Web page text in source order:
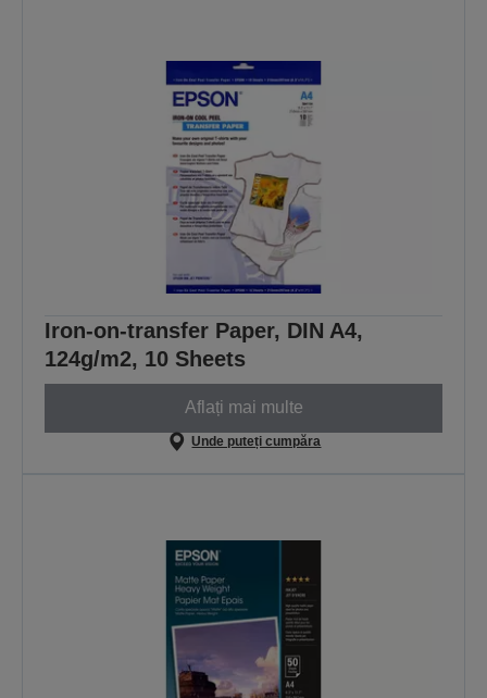
Iron-on-transfer Paper, DIN A4,
124g/m2, 10 Sheets
Aflați mai multe
Unde puteți cumpăra